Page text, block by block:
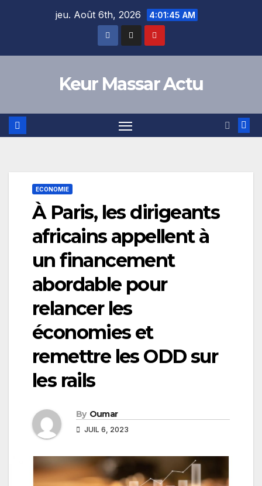
jeu. Août 6th, 2026 4:01:45 AM
Keur Massar Actu
ECONOMIE
À Paris, les dirigeants
africains appellent à
un financement
abordable pour
relancer les
économies et
remettre les ODD sur
les rails
By Oumar
JUIL 6, 2023